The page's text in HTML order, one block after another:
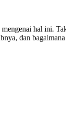
hal ini.
dan